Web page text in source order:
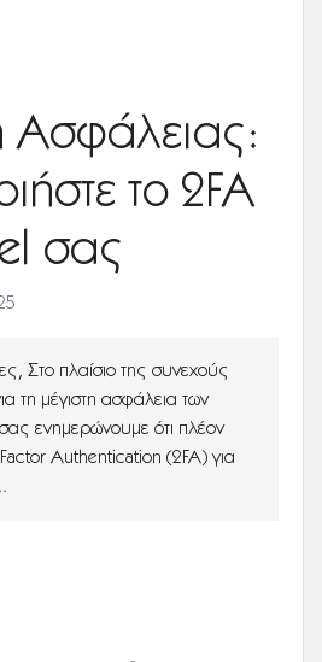
Ασφάλειας:
το 2FA
σας
Στο πλαίσιο της συνεχούς
τη μέγιστη ασφάλεια των
ενημερώνουμε ότι πλέον
Factor Authentication (2FA) για